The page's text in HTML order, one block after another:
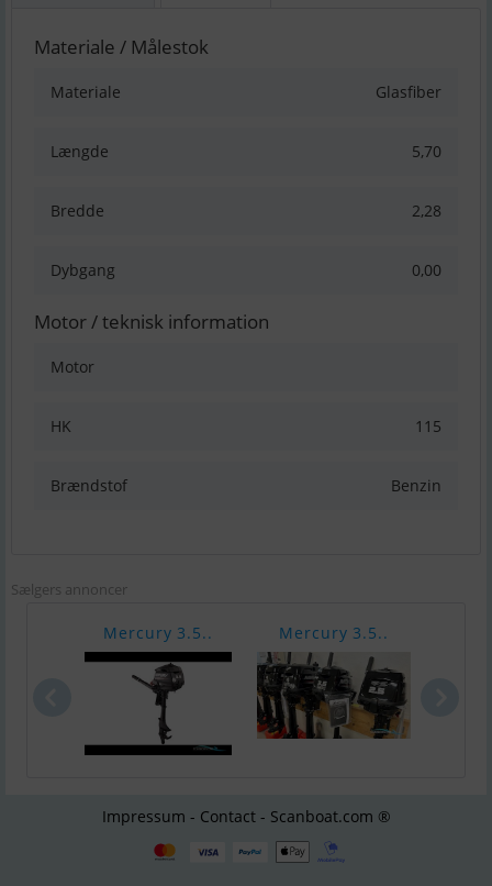
Materiale / Målestok
Materiale Glasfiber
Længde 5,70
Bredde 2,28
Dybgang 0,00
Motor / teknisk information
Motor
HK 115
Brændstof Benzin
Sælgers annoncer
Mercury 3.5.. Mercury 3.5..
Impressum - Contact - Scanboat.com ®